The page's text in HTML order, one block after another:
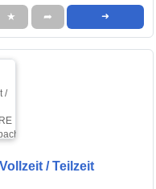
★ ➦ ➜
/ Teilzeit